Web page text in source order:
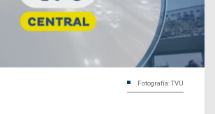
Fotografía: TVU